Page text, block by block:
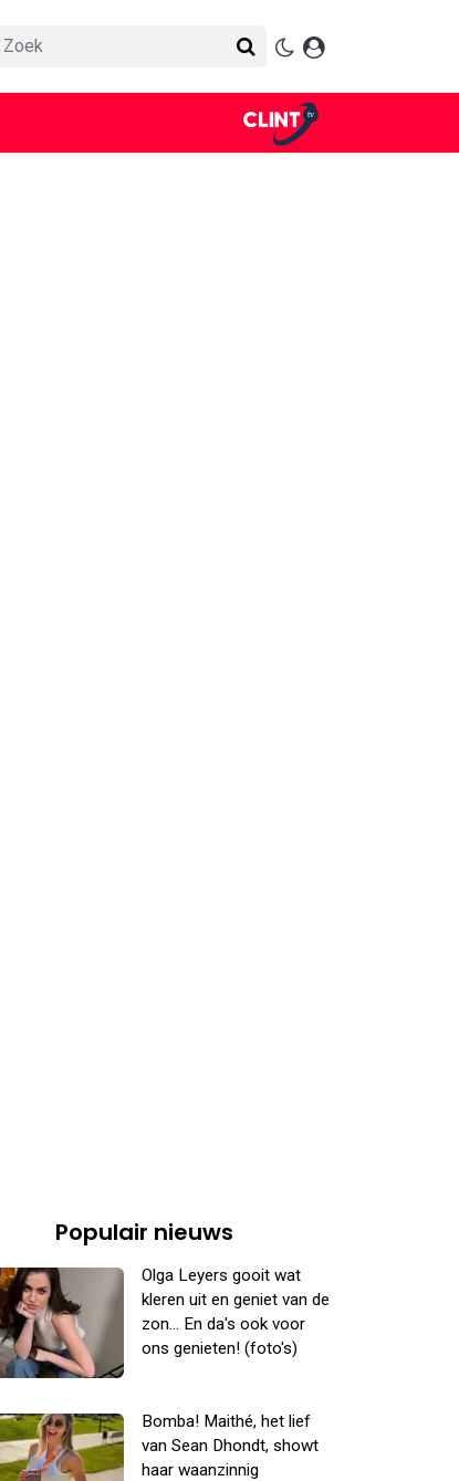
Populair nieuws
Olga Leyers gooit wat
kleren uit en geniet van de
zon... En da's ook voor
ons genieten! (foto's)
Bomba! Maithé, het lief
van Sean Dhondt, showt
haar waanzinnig